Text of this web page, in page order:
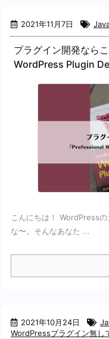
2021年11月7日
プラグイン開発なら
WordPress Plugin
こんにちは！ WordPress
な〜。そんなあなた ...
2021年10月24日
WordPressプラグイン無し